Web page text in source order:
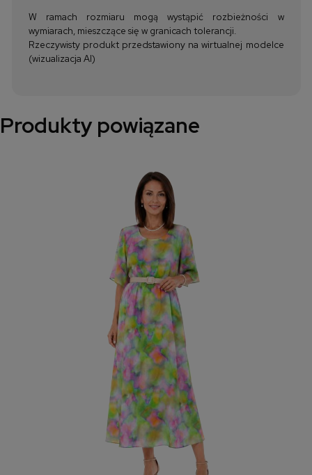
W ramach rozmiaru mogą wystąpić rozbieżności w
wymiarach, mieszczące się w granicach tolerancji.
Rzeczywisty produkt przedstawiony na wirtualnej modelce
(wizualizacja AI)
Produkty powiązane